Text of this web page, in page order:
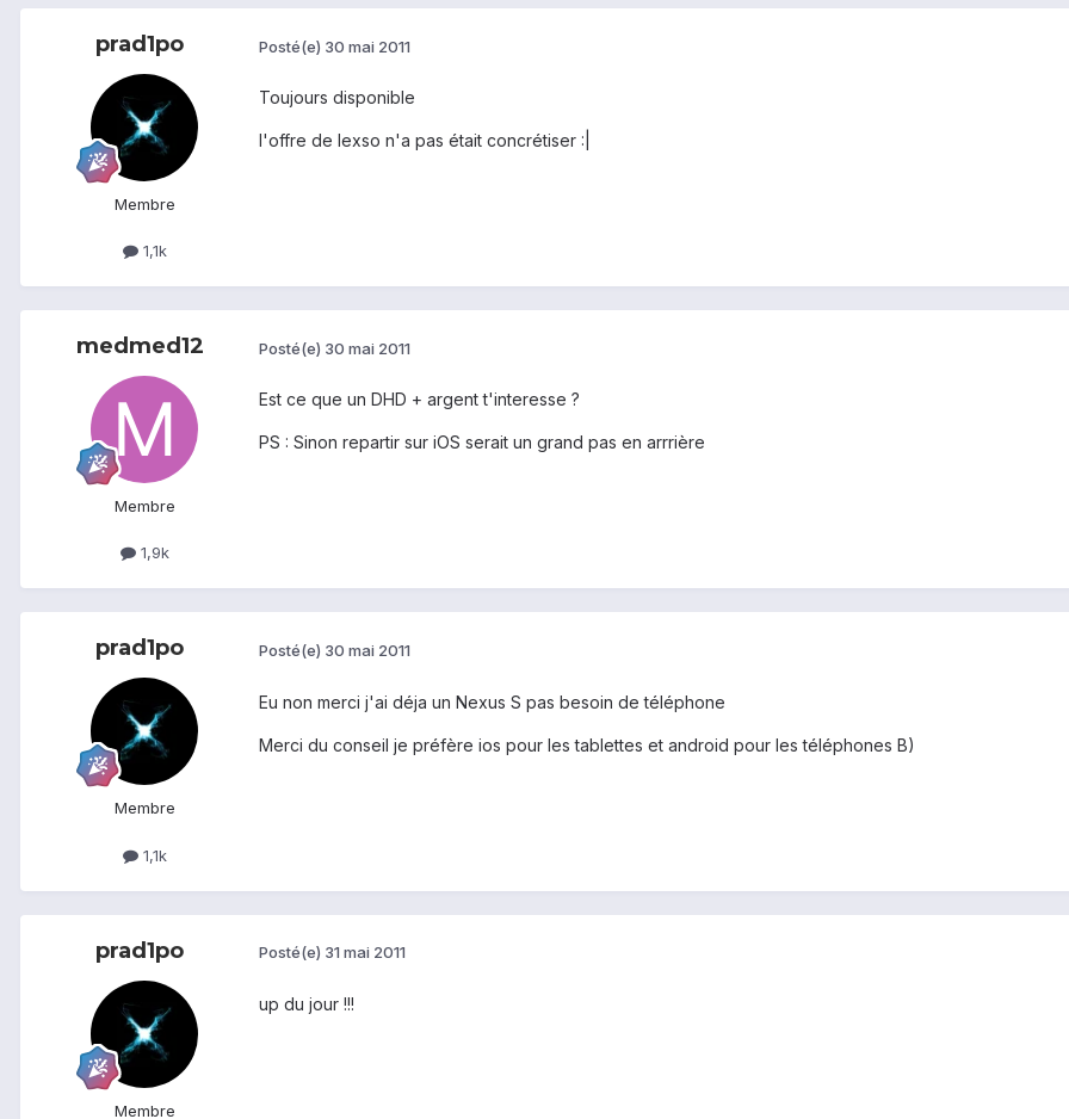
prad1po
Membre
1,1k
Posté(e) 30 mai 2011
Toujours disponible
l'offre de lexso n'a pas était concrétiser :|
medmed12
Membre
1,9k
Posté(e) 30 mai 2011
Est ce que un DHD + argent t'interesse ?
PS : Sinon repartir sur iOS serait un grand pas en arrrière
prad1po
Membre
1,1k
Posté(e) 30 mai 2011
Eu non merci j'ai déja un Nexus S pas besoin de téléphone
Merci du conseil je préfère ios pour les tablettes et android pour les téléphones B)
prad1po
Membre
Posté(e) 31 mai 2011
up du jour !!!